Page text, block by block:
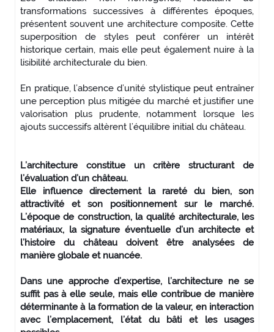
transformations successives à différentes époques,
présentent souvent une architecture composite. Cette
superposition de styles peut conférer un intérêt
historique certain, mais elle peut également nuire à la
lisibilité architecturale du bien.
En pratique, l’absence d’unité stylistique peut entraîner
une perception plus mitigée du marché et justifier une
valorisation plus prudente, notamment lorsque les
ajouts successifs altèrent l’équilibre initial du château.
L’architecture constitue un critère structurant de
l’évaluation d’un château.
Elle influence directement la rareté du bien, son
attractivité et son positionnement sur le marché.
L’époque de construction, la qualité architecturale, les
matériaux, la signature éventuelle d’un architecte et
l’histoire du château doivent être analysées de
manière globale et nuancée.
Dans une approche d’expertise, l’architecture ne se
suffit pas à elle seule, mais elle contribue de manière
déterminante à la formation de la valeur, en interaction
avec l’emplacement, l’état du bâti et les usages